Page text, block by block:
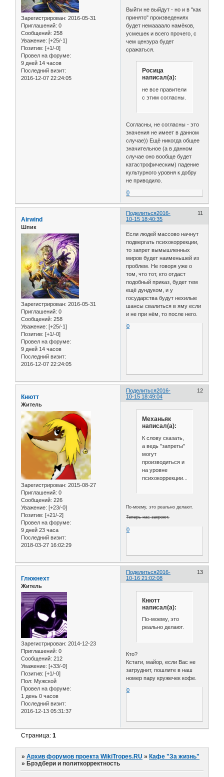
Зарегистрирован: 2016-05-31
Приглашений: 0
Сообщений: 258
Уважение: [+25/-1]
Позитив: [+1/-0]
Провел на форуме:
9 дней 14 часов
Последний визит:
2016-12-07 22:24:05
Выйти не выйдут - но и в "как
принято" произведениях
будет немаааало намёков,
усмешек и всего прочего, с
чем цензура будет
сражаться.
Росица
написал(а):
не все правители
с этим согласны.
Согласны, не согласны - это
значения не имеет в данном
случае)) Ещё никогда общее
значительное (а в данном
случае оно вообще будет
катастрофическим) падение
культурного уровня к добру
не приводило.
0
Поделиться 11
2016-
10-15 18:40:35
Airwind
Шпик
Зарегистрирован: 2016-05-31
Приглашений: 0
Сообщений: 258
Уважение: [+25/-1]
Позитив: [+1/-0]
Провел на форуме:
9 дней 14 часов
Последний визит:
2016-12-07 22:24:05
Если людей массово начнут
подвергать психокоррекции,
то запрет вымышленных
миров будет наименьшей из
проблем. Не говоря уже о
том, что тот, кто отдаст
подобный приказ, будет тем
ещё дундуком, и у
государства будут нехилые
шансы свалиться в яму если
и не при нём, то после него.
0
Поделиться 12
2016-
10-15 18:49:04
Кнютт
Житель
Зарегистрирован: 2015-08-27
Приглашений: 0
Сообщений: 226
Уважение: [+23/-0]
Позитив: [+21/-2]
Провел на форуме:
9 дней 23 часа
Последний визит:
2018-03-27 16:02:29
Механьяк
написал(а):
К слову сказать,
а ведь "запреты"
могут
производиться и
на уровне
психокоррекции...
По-моему, это реально делают.
Теперь нас закроют.
0
Поделиться 13
2016-
10-16 21:02:08
Глюкнехт
Житель
Зарегистрирован: 2014-12-23
Приглашений: 0
Сообщений: 212
Уважение: [+33/-0]
Позитив: [+1/-0]
Пол: Мужской
Провел на форуме:
1 день 0 часов
Последний визит:
2016-12-13 05:31:37
Кнютт
написал(а):
По-моему, это
реально делают.
Кто?
Кстати, майор, если Вас не
затруднит, пошлите в наш
номер пару кружечек кофе.
0
Страница:1
»Архив форумов проекта WikiTropes.RU »Кафе "За жизнь"
»Брэдбери и политкорректность